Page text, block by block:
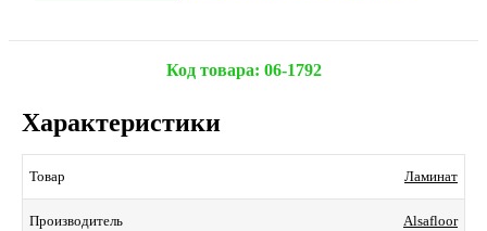
Код товара: 06-1792
Характеристики
Товар Ламинат
Производитель Alsafloor